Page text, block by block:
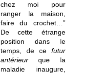
chez moi pour
ranger la maison,
faire du crochet…”
De cette étrange
position dans le
temps, de ce futur
antérieurque la
maladie inaugure,